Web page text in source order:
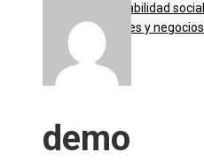
Responsabilidad social
Inversiones y negocios
demo